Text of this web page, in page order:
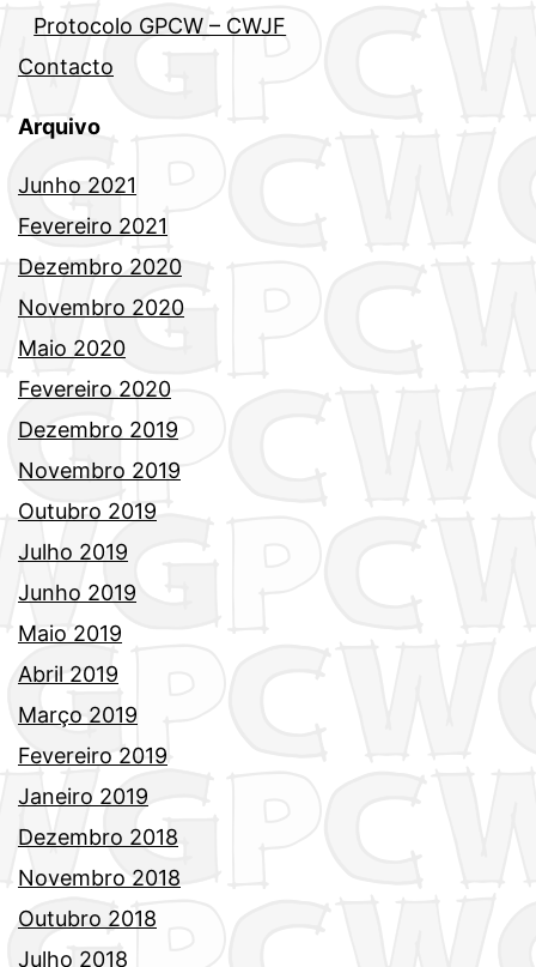
Protocolo GPCW – CWJF
Contacto
Arquivo
Junho 2021
Fevereiro 2021
Dezembro 2020
Novembro 2020
Maio 2020
Fevereiro 2020
Dezembro 2019
Novembro 2019
Outubro 2019
Julho 2019
Junho 2019
Maio 2019
Abril 2019
Março 2019
Fevereiro 2019
Janeiro 2019
Dezembro 2018
Novembro 2018
Outubro 2018
Julho 2018